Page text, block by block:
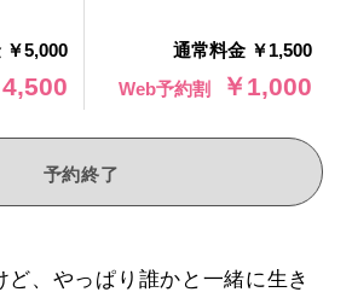
￥5,000
4,500
通常料金 ￥1,500
Web予約割
￥1,000
予約終了
ど、やっぱり誰かと一緒に生き